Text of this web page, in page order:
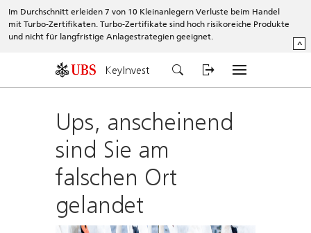
Im Durchschnitt erleiden 7 von 10 Kleinanlegern Verluste beim Handel
mit Turbo-Zertifikaten. Turbo-Zertifikate sind hoch risikoreiche Produkte
und nicht für langfristige Anlagestrategien geeignet.
^
KeyInvest
Ups, anscheinend
sind Sie am
falschen Ort
gelandet